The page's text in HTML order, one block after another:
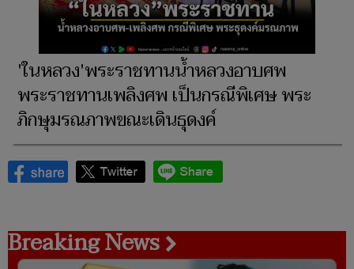
'ในหลวง'พระราชทานน้ำหลวงอาบศพ
พระราชทานเพลิงศพ เป็นกรณีพิเศษ พระ
ภิกษุมรณภาพขณะเดินธุดงค์
Breaking News